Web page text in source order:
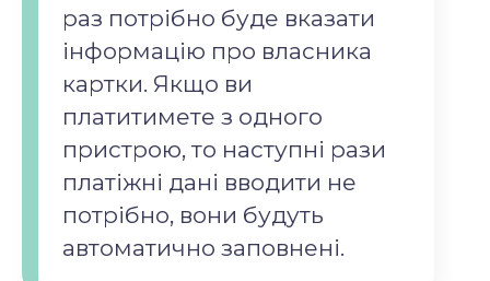
раз потрібно буде вказати
інформацію про власника
картки. Якщо ви
платитимете з одного
пристрою, то наступні рази
платіжні дані вводити не
потрібно, вони будуть
автоматично заповнені.